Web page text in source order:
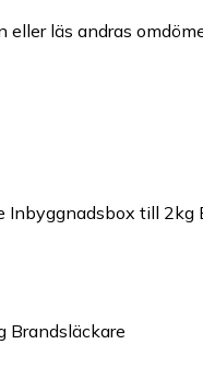
eller läs andras
till 2kg
Brandsläckare